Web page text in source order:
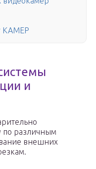
КАМЕР
и
по различным
внешних